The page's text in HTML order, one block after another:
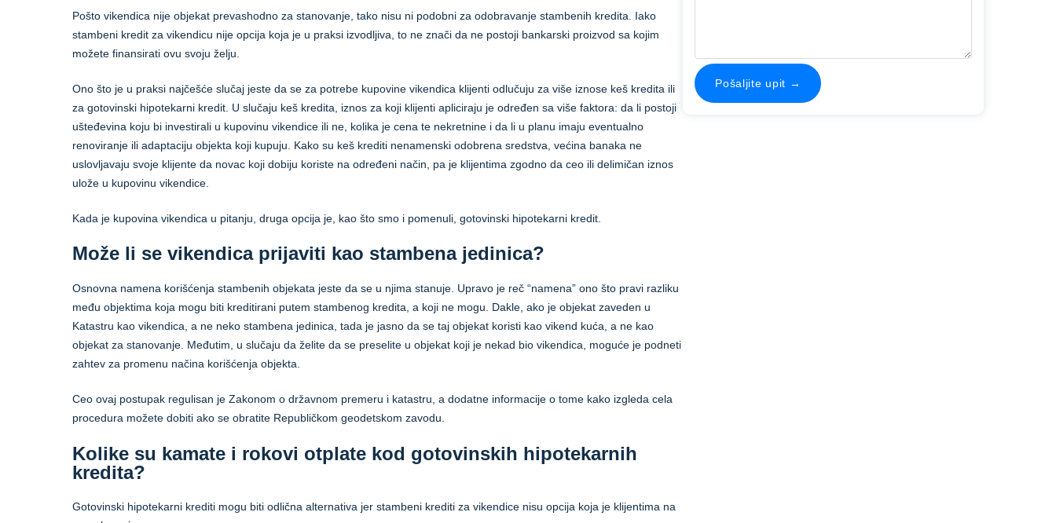
Pošto vikendica nije objekat prevashodno za stanovanje, tako nisu ni podobni za odobravanje stambenih kredita. Iako
stambeni kredit za vikendicu nije opcija koja je u praksi izvodljiva, to ne znači da ne postoji bankarski proizvod sa kojim
možete finansirati ovu svoju želju.
Ono što je u praksi najčešće slučaj jeste da se za potrebe kupovine vikendica klijenti odlučuju za više iznose keš kredita ili
za gotovinski hipotekarni kredit. U slučaju keš kredita, iznos za koji klijenti apliciraju je određen sa više faktora: da li postoji
ušteđevina koju bi investirali u kupovinu vikendice ili ne, kolika je cena te nekretnine i da li u planu imaju eventualno
renoviranje ili adaptaciju objekta koji kupuju. Kako su keš krediti nenamenski odobrena sredstva, većina banaka ne
uslovljavaju svoje klijente da novac koji dobiju koriste na određeni način, pa je klijentima zgodno da ceo ili delimičan iznos
ulože u kupovinu vikendice.
Kada je kupovina vikendica u pitanju, druga opcija je, kao što smo i pomenuli, gotovinski hipotekarni kredit.
Može li se vikendica prijaviti kao stambena jedinica?
Osnovna namena korišćenja stambenih objekata jeste da se u njima stanuje. Upravo je reč “namena” ono što pravi razliku
među objektima koja mogu biti kreditirani putem stambenog kredita, a koji ne mogu. Dakle, ako je objekat zaveden u
Katastru kao vikendica, a ne neko stambena jedinica, tada je jasno da se taj objekat koristi kao vikend kuća, a ne kao
objekat za stanovanje. Međutim, u slučaju da želite da se preselite u objekat koji je nekad bio vikendica, moguće je podneti
zahtev za promenu načina korišćenja objekta.
Ceo ovaj postupak regulisan je Zakonom o državnom premeru i katastru, a dodatne informacije o tome kako izgleda cela
procedura možete dobiti ako se obratite Republičkom geodetskom zavodu.
Kolike su kamate i rokovi otplate kod gotovinskih hipotekarnih
kredita?
Gotovinski hipotekarni krediti mogu biti odlična alternativa jer stambeni krediti za vikendice nisu opcija koja je klijentima na